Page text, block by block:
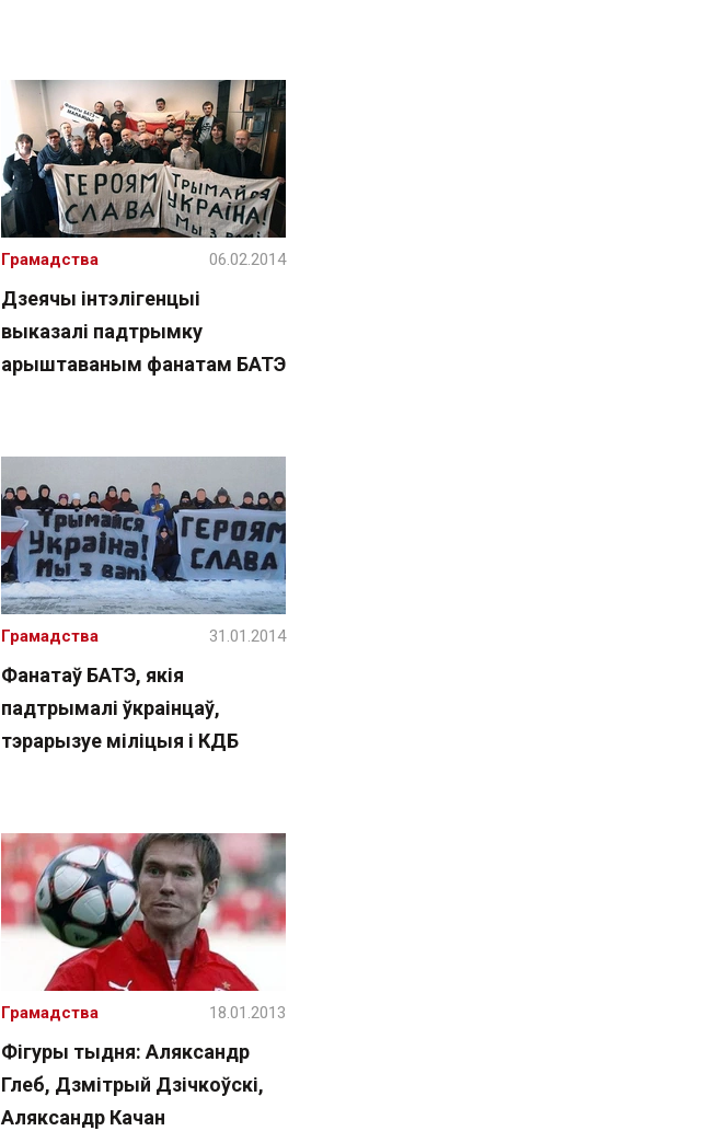
Дзеячы інтэлігенцыі
выказалі падтрымку
арыштаваным фанатам БАТЭ
Грамадства 06.02.2014
Фанатаў БАТЭ, якія
падтрымалі ўкраінцаў,
тэрарызуе міліцыя і КДБ
Грамадства 31.01.2014
Фігуры тыдня: Аляксандр
Глеб, Дзмітрый Дзічкоўскі,
Аляксандр Качан
Грамадства 18.01.2013